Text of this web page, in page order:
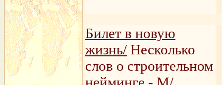
Билет в новую
жизнь/ Несколько
слов о строительном